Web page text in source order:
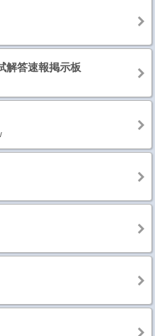
解答速報掲示板